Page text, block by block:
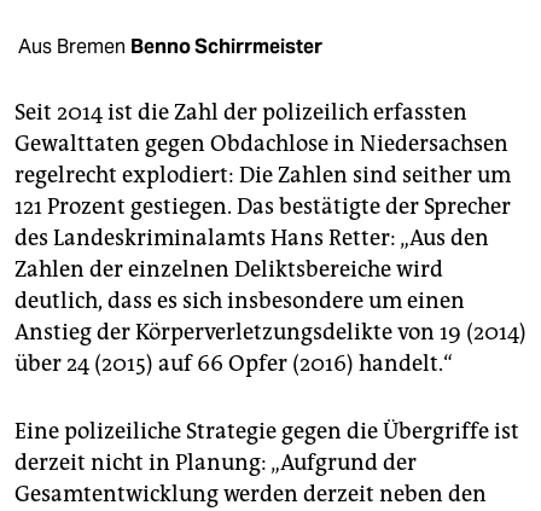
unterstützen
genossenschaft
epaper login
Aus Bremen Benno Schirrmeister
Seit 2014 ist die Zahl der polizeilich erfassten
Gewalttaten gegen Obdachlose in Niedersachsen
regelrecht explodiert: Die Zahlen sind seither um
121 Prozent gestiegen. Das bestätigte der Sprecher
des Landeskriminalamts Hans Retter: „Aus den
Zahlen der einzelnen Deliktsbereiche wird
deutlich, dass es sich insbesondere um einen
Anstieg der Körperverletzungsdelikte von 19 (2014)
über 24 (2015) auf 66 Opfer (2016) handelt.“
Eine polizeiliche Strategie gegen die Übergriffe ist
derzeit nicht in Planung: „Aufgrund der
Gesamtentwicklung werden derzeit neben den